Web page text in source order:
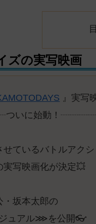
ズの実写映画
』実
に始動！
せているバトルアク
実写映画化が決定💥
・坂本太郎の
ュアル⋙を公開👓